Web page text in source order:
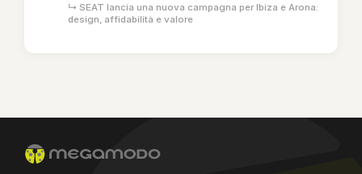
↳ SEAT lancia una nuova campagna per Ibiza e Arona:
design, affidabilità e valore